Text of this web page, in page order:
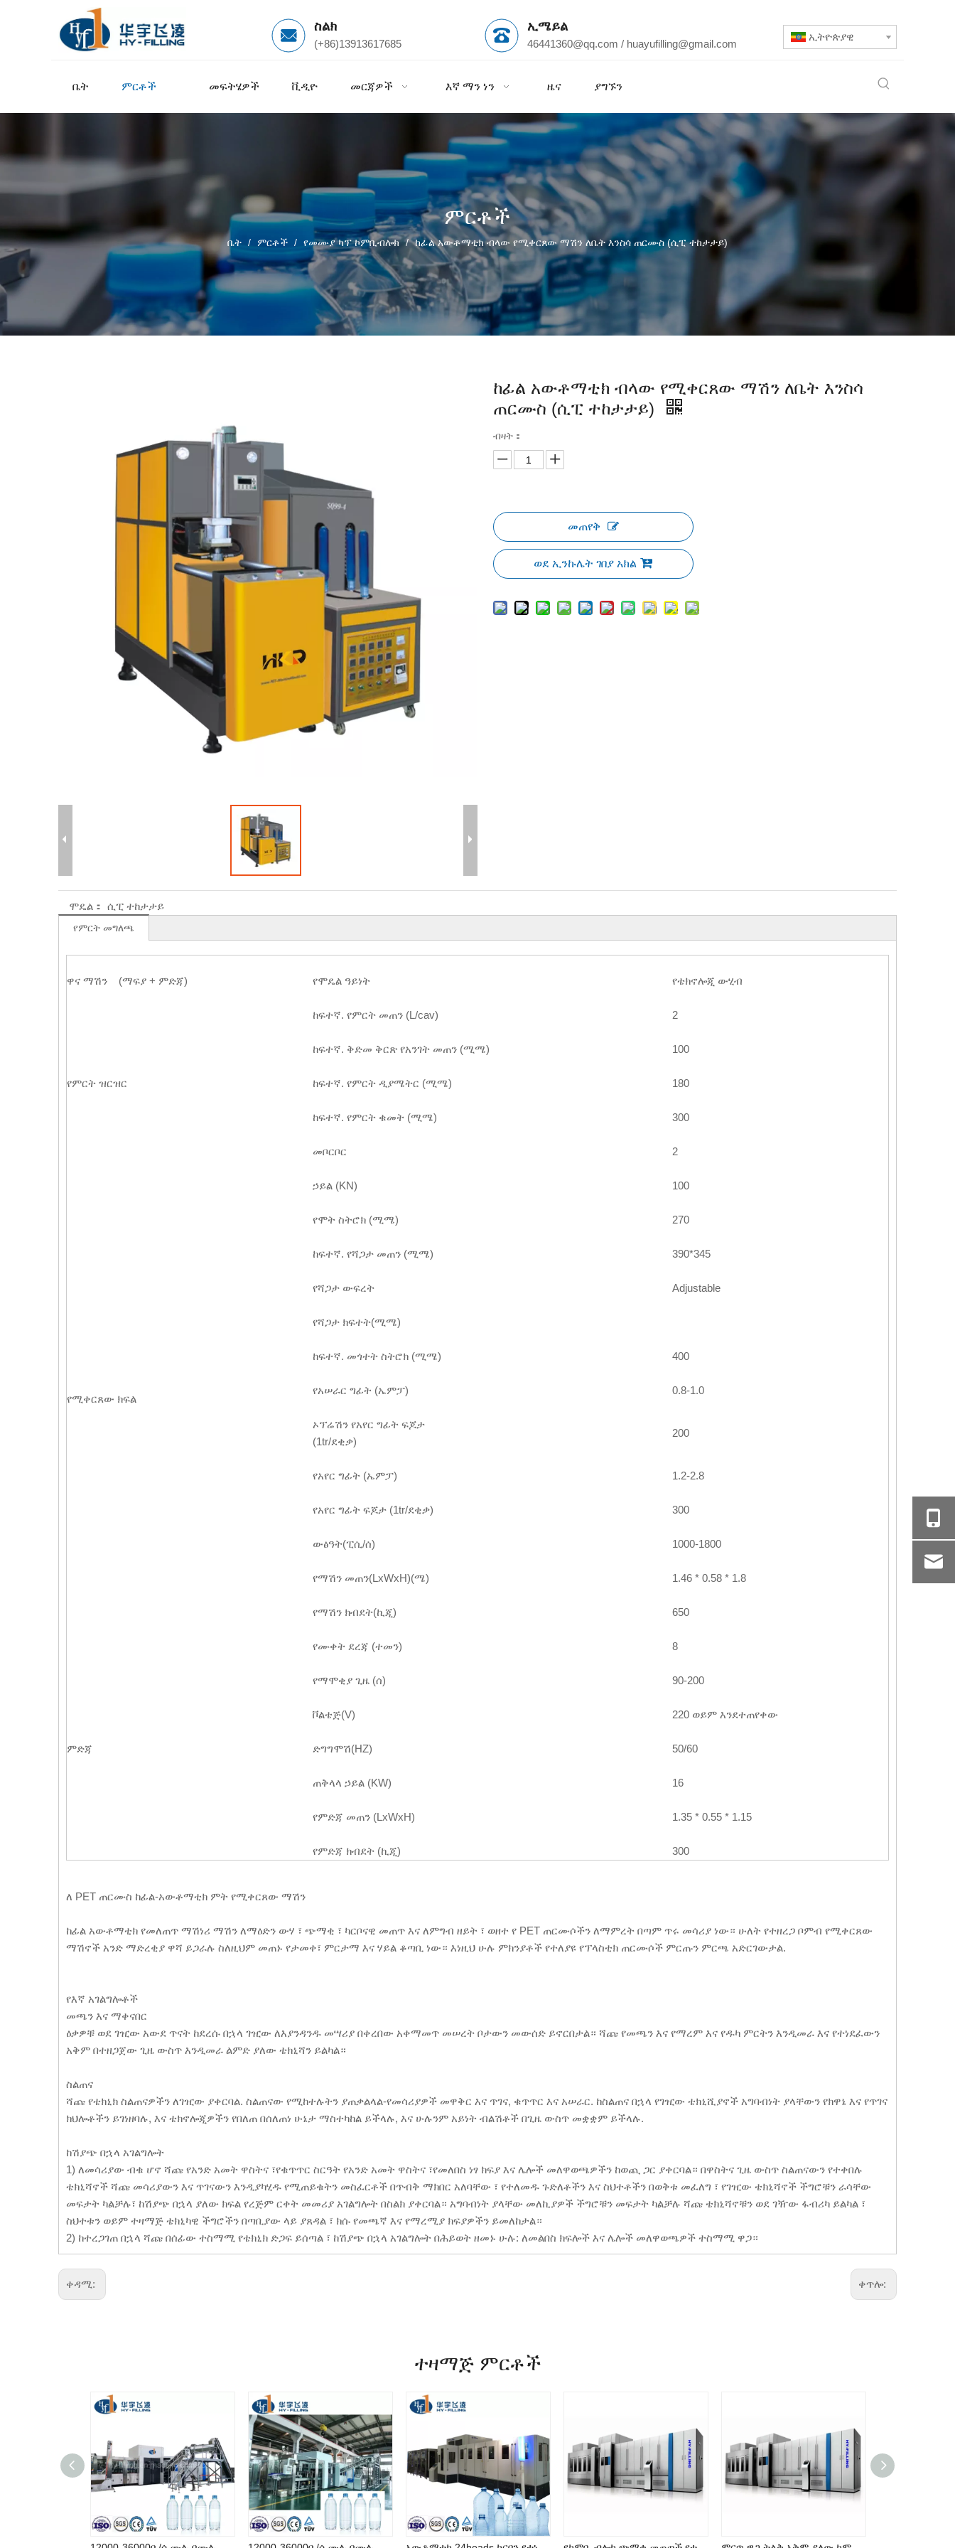
ስልክ
(+86)13913617685
ኢሜይል
46441360@qq.com / huayufilling@gmail.com
ኢትዮጵያዊ
ቤት ምርቶች መፍትሄዎች ቪዲዮ መርጃዎች እኛ ማን ነን ዜና ያግኙን
ምርቶች
ቤት / ምርቶች / የመሙያ ካፕ ኮምቢብሎክ / ከፊል አውቶማቲክ ብላው የሚቀርጸው ማሽን ለቤት እንስሳ ጠርሙስ (ሲፒ ተከታታይ)
ከፊል አውቶማቲክ ብላው የሚቀርጸው ማሽን ለቤት እንስሳ
ጠርሙስ (ሲፒ ተከታታይ)
ብዛት：
መጠየቅ
ወደ ኢንኩሌት ገበያ አክል
ሞዴል： ሲፒ ተከታታይ
የምርት መግለጫ
ዋና ማሽን (ማፍያ + ምድጃ) የሞዴል ዓይነት የቴክኖሎጂ ውሂብ
የምርት ዝርዝር
ከፍተኛ. የምርት መጠን (L/cav) 2
ከፍተኛ. ቅድመ ቅርጽ የአንገት መጠን (ሚሜ) 100
ከፍተኛ. የምርት ዲያሜትር (ሚሜ) 180
ከፍተኛ. የምርት ቁመት (ሚሜ) 300
መቦርቦር 2
የሚቀርጸው ክፍል
ኃይል (KN) 100
የሞት ስትሮክ (ሚሜ) 270
ከፍተኛ. የሻጋታ መጠን (ሚሜ) 390*345
የሻጋታ ውፍረት Adjustable
የሻጋታ ክፍተት(ሚሜ)
ከፍተኛ. መጎተት ስትሮክ (ሚሜ) 400
የአሠራር ግፊት (ኤምፓ) 0.8-1.0
ኦፕሬሽን የአየር ግፊት ፍጆታ
(1tr/ደቂቃ)
200
የአየር ግፊት (ኤምፓ) 1.2-2.8
የአየር ግፊት ፍጆታ (1tr/ደቂቃ) 300
ውፅዓት(ፒሲ/ሰ) 1000-1800
የማሽን መጠን(LxWxH)(ሜ) 1.46 * 0.58 * 1.8
የማሽን ክብደት(ኪጂ) 650
ምድጃ
የሙቀት ደረጃ (ተመን) 8
የማሞቂያ ጊዜ (ሰ) 90-200
ቮልቴጅ(V) 220 ወይም እንደተጠየቀው
ድግግሞሽ(HZ) 50/60
ጠቅላላ ኃይል (KW) 16
የምድጃ መጠን (LxWxH) 1.35 * 0.55 * 1.15
የምድጃ ክብደት (ኪጂ) 300
ለ PET ጠርሙስ ከፊል-አውቶማቲክ ምት የሚቀርጸው ማሽን
ከፊል አውቶማቲክ የመለጠጥ ማሽነሪ ማሽን ለማዕድን ውሃ ፣ ጭማቂ ፣ ካርቦናዊ መጠጥ እና ለምግብ ዘይት ፣ ወዘተ የ PET ጠርሙሶችን ለማምረት በጣም ጥሩ መሳሪያ ነው። ሁለት የተዘረጋ ቦምብ የሚቀርጸው
ማሽኖች አንድ ማድረቂያ ዋሻ ይጋራሉ ስለዚህም መጠኑ የታመቀ፣ ምርታማ እና ሃይል ቆጣቢ ነው። እነዚህ ሁሉ ምክንያቶች የተለያዩ የፕላስቲክ ጠርሙሶች ምርጡን ምርጫ አድርገውታል.
የእኛ አገልግሎቶች
መጫን እና ማቀናበር
ዕቃዎቹ ወደ ገዢው አውደ ጥናት ከደረሱ በኋላ ገዢው ለእያንዳንዱ መሣሪያ በቀረበው አቀማመጥ መሠረት ቦታውን መውሰድ ይኖርበታል። ሻጩ የመጫን እና የማረም እና የዱካ ምርትን እንዲመራ እና የተነደፈውን
አቅም በተዘጋጀው ጊዜ ውስጥ እንዲመራ ልምድ ያለው ቴክኒሻን ይልካል።
ስልጠና
ሻጩ የቴክኒክ ስልጠናዎችን ለገዢው ያቀርባል. ስልጠናው የሚከተሉትን ያጠቃልላል-የመሳሪያዎች መዋቅር እና ጥገና, ቁጥጥር እና አሠራር. ከስልጠና በኋላ የገዢው ቴክኒሺያኖች አግባብነት ያላቸውን የክዋኔ እና የጥገና
ክህሎቶችን ይገነዘባሉ, እና ቴክኖሎጂዎችን የበለጠ በሰለጠነ ሁኔታ ማስተካከል ይችላሉ, እና ሁሉንም አይነት ብልሽቶች በጊዜ ውስጥ መቋቋም ይችላሉ.
ከሽያጭ በኋላ አገልግሎት
1) ለመሳሪያው ብቁ ሆኖ ሻጩ የአንድ አመት ዋስትና ፣የቁጥጥር ስርዓት የአንድ አመት ዋስትና ፣የመለበስ ነፃ ክፍያ እና ሌሎች መለዋወጫዎችን ከወጪ ጋር ያቀርባል። በዋስትና ጊዜ ውስጥ ስልጠናውን የተቀበሉ
ቴክኒሻኖች ሻጩ መሳሪያውን እና ጥገናውን እንዲያካሂዱ የሚጠይቁትን መስፈርቶች በጥብቅ ማክበር አለባቸው ፣ የተለመዱ ጉድለቶችን እና ስህተቶችን በወቅቱ መፈለግ ፣ የገዢው ቴክኒሻኖች ችግሮቹን ራሳቸው
መፍታት ካልቻሉ፣ ከሽያጭ በኋላ ያለው ክፍል የረጅም ርቀት መመሪያ አገልግሎት በስልክ ያቀርባል። አግባብነት ያላቸው መለኪያዎች ችግሮቹን መፍታት ካልቻሉ ሻጩ ቴክኒሻኖቹን ወደ ገዥው ፋብሪካ ይልካል ፣
ስህተቱን ወይም ተዛማጅ ቴክኒካዊ ችግሮችን በጣቢያው ላይ ያጸዳል ፣ ክሱ የመጫኛ እና የማረሚያ ክፍያዎችን ይመለከታል።
2) ከተረጋገጠ በኋላ ሻጩ በሰፊው ተስማሚ የቴክኒክ ድጋፍ ይሰጣል ፣ ከሽያጭ በኋላ አገልግሎት በሕይወት ዘመኑ ሁሉ: ለመልበስ ክፍሎች እና ሌሎች መለዋወጫዎች ተስማሚ ዋጋ።
ቀዳሚ: ቀጥሎ:
ተዛማጅ ምርቶች